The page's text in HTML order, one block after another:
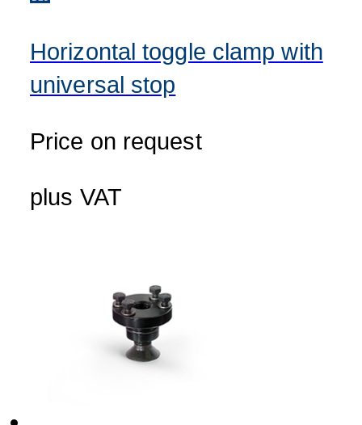
Horizontal toggle clamp with
universal stop
Price on request
plus VAT